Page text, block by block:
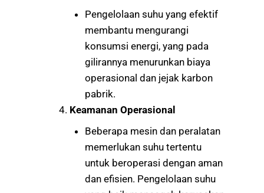
Pengelolaan suhu yang efektif
membantu mengurangi
konsumsi energi, yang pada
gilirannya menurunkan biaya
operasional dan jejak karbon
pabrik.
Keamanan Operasional
Beberapa mesin dan peralatan
memerlukan suhu tertentu
untuk beroperasi dengan aman
dan efisien. Pengelolaan suhu